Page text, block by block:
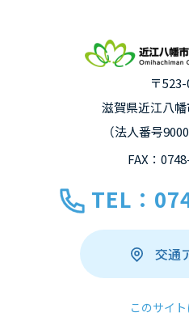
〒
滋賀県近江八
（法人番号
FAX：
TEL：
交通
このサイ